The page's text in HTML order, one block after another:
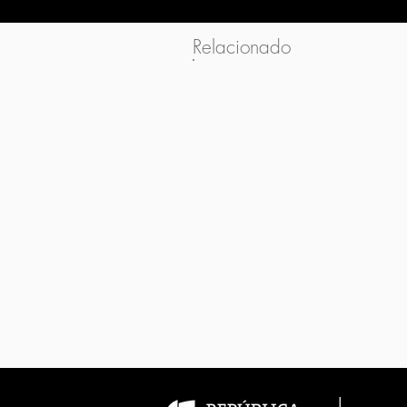
Relacionado